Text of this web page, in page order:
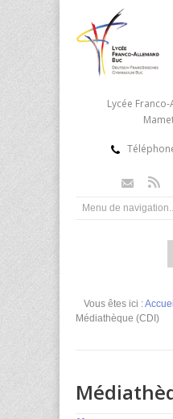
Lycée
Vous êtes ici :Accueil
Médiathèque (CDI)